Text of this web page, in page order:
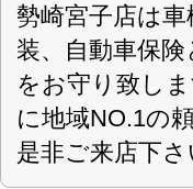
対応車種 軽自動車・乗用
取扱車検 車検
スーパーテクノ
スーパーセーフ
お支払方法 現金・カード・
済